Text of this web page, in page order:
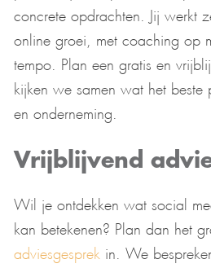
concrete opdrachten. Jij werkt
online groei, met coaching op
tempo. Plan een gratis en
kijken we samen wat het beste
en onderneming.
Vrijblijvend
Wil je ontdekken wat social
kan betekenen? Plan dan het
adviesgesprek in. We